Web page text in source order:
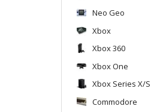
Neo Geo
Xbox
Xbox 360
Xbox One
Xbox Series X/S
Commodore